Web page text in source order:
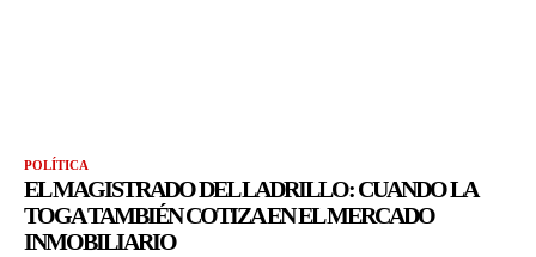
POLÍTICA
EL MAGISTRADO DEL LADRILLO: CUANDO LA
TOGA TAMBIÉN COTIZA EN EL MERCADO
INMOBILIARIO